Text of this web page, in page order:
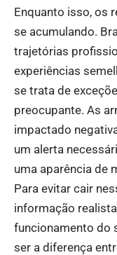
Enquanto isso, os
se acumulando.
trajetórias
experiências
se trata de
preocupante. As
impactado
um alerta
uma aparência de
Para evitar cair
informação
funcionamento do
ser a diferença